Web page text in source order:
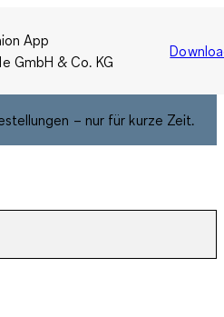
App
GmbH & Co. KG
– nur für kurze Zeit.